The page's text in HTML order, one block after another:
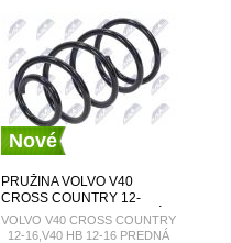
Nové
PRUŽINA VOLVO V40
CROSS COUNTRY 12-
16,V40 HB 12-16 PREDNÁ
31387506
VOLVO V40 CROSS COUNTRY
12-16,V40 HB 12-16 PREDNÁ